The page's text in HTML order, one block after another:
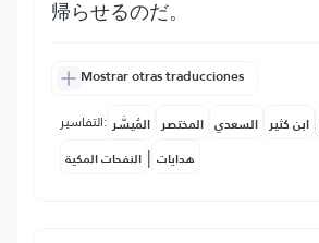
帰らせるのだ。
Mostrar otras traducciones
التفاسير: المُيسَّر المختصر السعدي ابن كثير
النفحات المكية | هدايات